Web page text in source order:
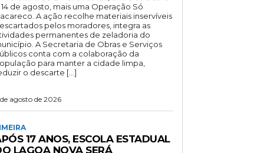
14 de agosto, mais uma Operação Só
A ação recolhe materiais inservíveis
pelos moradores, integra as
permanentes de zeladoria do
A Secretaria de Obras e Serviços
conta com a colaboração da
para manter a cidade limpa,
o descarte […]
agosto de 2026
17 ANOS, ESCOLA ESTADUAL
LAGOA NOVA SERÁ